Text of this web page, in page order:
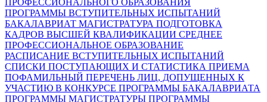
ПРОГРАММЫ ВСТУПИТЕЛЬНЫХ ИСПЫТАНИЙ
БАКАЛАВРИАТ МАГИСТРАТУРА ПОДГОТОВКА
КАДРОВ ВЫСШЕЙ КВАЛИФИКАЦИИ СРЕДНЕЕ
ПРОФЕССИОНАЛЬНОЕ ОБРАЗОВАНИЕ
РАСПИСАНИЕ ВСТУПИТЕЛЬНЫХ ИСПЫТАНИЙ
СПИСКИ ПОСТУПАЮЩИХ И СТАТИСТИКА ПРИЕМА
ПОФАМИЛЬНЫЙ ПЕРЕЧЕНЬ ЛИЦ, ДОПУЩЕННЫХ К
УЧАСТИЮ В КОНКУРСЕ ПРОГРАММЫ БАКАЛАВРИАТА
ПРОГРАММЫ МАГИСТРАТУРЫ ПРОГРАММЫ